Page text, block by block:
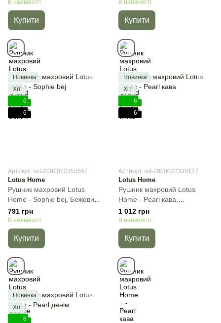
В наявності
Купити
В наявності
Купити
Новинка
Хіт
6
6
Артикул: svt-2000022353557
Lotus Home
Рушник махровий Lotus
Home - Sophie bej, Бежевий,
50х90 см, Для обличчя
791 грн
В наявності
Купити
Новинка
Хіт
6
6
Артикул: svt-2000022338127
Lotus Home
Рушник махровий Lotus
Home - Pearl кава,
Коричневий, 50х90 см, Для
обличчя
1 012 грн
В наявності
Купити
Новинка
Хіт
6